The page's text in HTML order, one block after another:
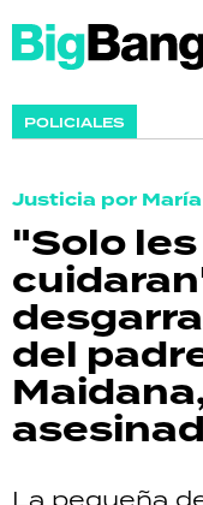
POLICIALES
Justicia por María
"Solo
del
La pequeña
SHOW
GRAN